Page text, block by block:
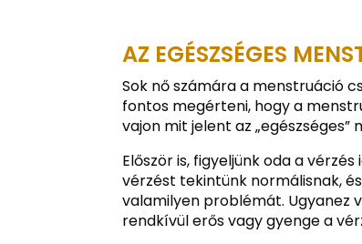
AZ EGÉSZSÉGES
Sok nő számára a menstruáció
fontos megérteni, hogy a
vajon mit jelent az „egészséges”
Először is, figyeljünk oda a
vérzést tekintünk normálisnak,
valamilyen problémát. Ugyanez
rendkívül erős vagy gyenge a